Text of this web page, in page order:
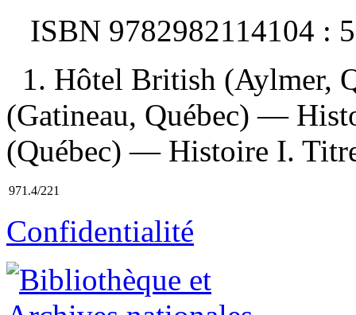
ISBN 9782982114104 :
1. Hôtel British (Aylmer,
(Gatineau, Québec) —
(Québec) — Histoire I.
971.4/221
Confidentialité